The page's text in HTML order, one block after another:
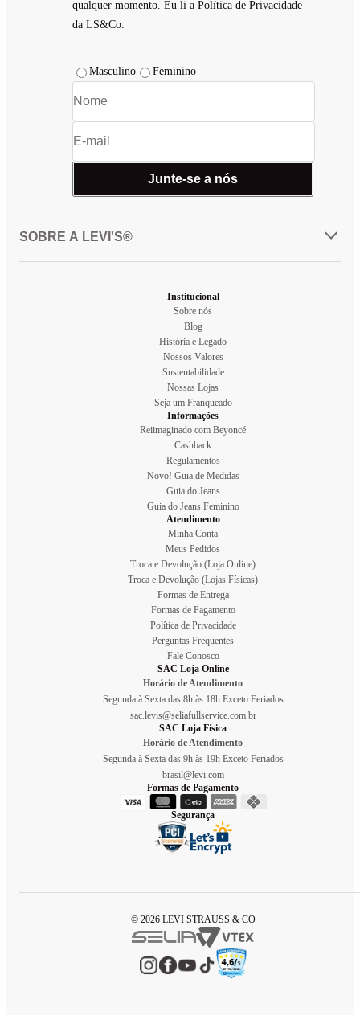
qualquer momento. Eu li a Política de Privacidade
da LS&Co.
Masculino Feminino
Junte-se a nós
SOBRE A LEVI'S®
Institucional
Sobre nós
Blog
História e Legado
Nossos Valores
Sustentabilidade
Nossas Lojas
Seja um Franqueado
Informações
Reiimaginado com Beyoncé
Cashback
Regulamentos
Novo! Guia de Medidas
Guia do Jeans
Guia do Jeans Feminino
Atendimento
Minha Conta
Meus Pedidos
Troca e Devolução (Loja Online)
Troca e Devolução (Lojas Físicas)
Formas de Entrega
Formas de Pagamento
Política de Privacidade
Perguntas Frequentes
Fale Conosco
SAC Loja Online
Horário de Atendimento
Segunda à Sexta das 8h às 18h Exceto Feriados
sac.levis@seliafullservice.com.br
SAC Loja Física
Horário de Atendimento
Segunda à Sexta das 9h às 19h Exceto Feriados
brasil@levi.com
Formas de Pagamento
Segurança
© 2026 LEVI STRAUSS & CO